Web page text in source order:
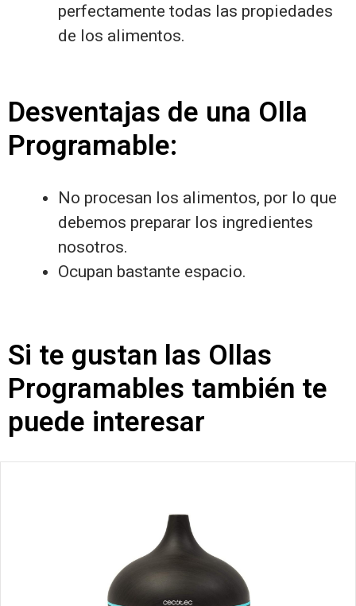
perfectamente todas las propiedades
de los alimentos.
Desventajas de una Olla
Programable:
No procesan los alimentos, por lo que
debemos preparar los ingredientes
nosotros.
Ocupan bastante espacio.
Si te gustan las Ollas
Programables también te
puede interesar